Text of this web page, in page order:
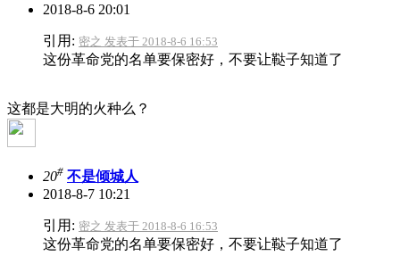
2018-8-6 20:01
引用: 密之 发表于 2018-8-6 16:53
这份革命党的名单要保密好，不要让鞑子知道了
这都是大明的火种么？
20# 不是倾城人
2018-8-7 10:21
引用: 密之 发表于 2018-8-6 16:53
这份革命党的名单要保密好，不要让鞑子知道了